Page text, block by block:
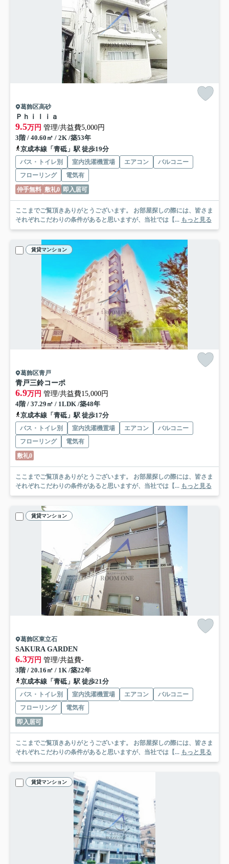
葛飾区高砂
Ｐｈｉｌｉａ
9.5万円 管理/共益費5,000円
3階 / 40.60㎡ / 2K /築53年
京成本線「青砥」駅 徒歩19分
バス・トイレ別 室内洗濯機置場 エアコン
バルコニー
フローリング
電気有
仲手無料 敷礼0 即入居可
ここまでご覧頂きありがとうございます。 お部屋探しの際には、皆さま
それぞれこだわりの条件があると思いますが、当社では【... もっと見る
賃貸マンション
葛飾区青戸
青戸三鈴コーポ
6.9万円 管理/共益費15,000円
4階 / 37.29㎡ / 1LDK /築48年
京成本線「青砥」駅 徒歩17分
バス・トイレ別 室内洗濯機置場 エアコン
バルコニー
フローリング
電気有
敷礼0
ここまでご覧頂きありがとうございます。 お部屋探しの際には、皆さま
それぞれこだわりの条件があると思いますが、当社では【... もっと見る
賃貸マンション
葛飾区東立石
SAKURA GARDEN
6.3万円 管理/共益費-
3階 / 20.16㎡ / 1K /築22年
京成本線「青砥」駅 徒歩21分
バス・トイレ別 室内洗濯機置場 エアコン
バルコニー
フローリング
電気有
即入居可
ここまでご覧頂きありがとうございます。 お部屋探しの際には、皆さま
それぞれこだわりの条件があると思いますが、当社では【... もっと見る
賃貸マンション